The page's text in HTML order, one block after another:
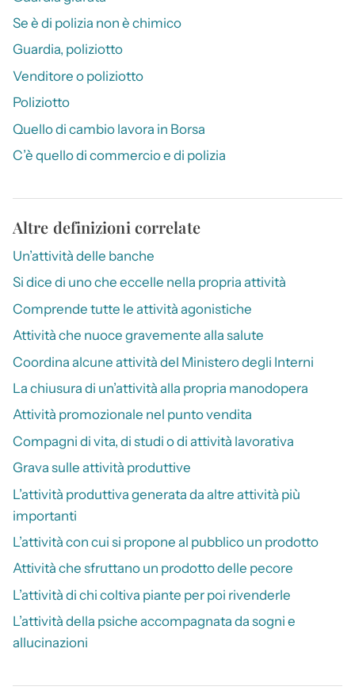
Se è di polizia non è chimico
Guardia, poliziotto
Venditore o poliziotto
Poliziotto
Quello di cambio lavora in Borsa
C’è quello di commercio e di polizia
Altre definizioni correlate
Un’attività delle banche
Si dice di uno che eccelle nella propria attività
Comprende tutte le attività agonistiche
Attività che nuoce gravemente alla salute
Coordina alcune attività del Ministero degli Interni
La chiusura di un’attività alla propria manodopera
Attività promozionale nel punto vendita
Compagni di vita, di studi o di attività lavorativa
Grava sulle attività produttive
L’attività produttiva generata da altre attività più
importanti
L’attività con cui si propone al pubblico un prodotto
Attività che sfruttano un prodotto delle pecore
L’attività di chi coltiva piante per poi rivenderle
L’attività della psiche accompagnata da sogni e
allucinazioni